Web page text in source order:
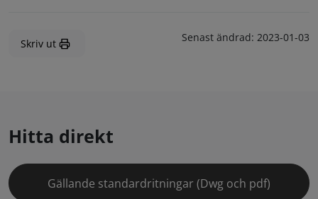
Skriv ut Senast ändrad: 2023-01-03
Hitta direkt
Gällande standardritningar (Dwg och pdf)